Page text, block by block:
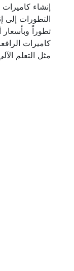
إنشاء
التطورات إلى
تطوراً
كاميرات
مثل التعلم